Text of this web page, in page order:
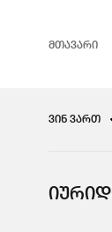
ᲛᲗᲐᲕᲐᲠᲘ
ᲕᲘᲜ ᲕᲐᲠᲗ